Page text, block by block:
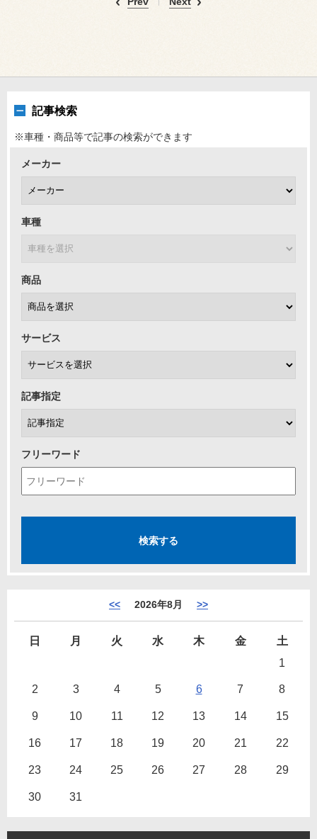
記事検索
※車種・商品等で記事の検索ができます
メーカー
車種
商品
サービス
記事指定
フリーワード
<< 2026年8月 >>
日 月 火 水 木 金
土
1
2 3 4 5 6 7 8
9 10 11 12 13 14 15
16 17 18 19 20 21 22
23 24 25 26 27 28 29
30 31